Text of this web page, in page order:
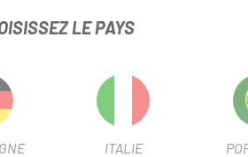
techniques Shimano sous le
entièrement compatibles entre eux
LE PAYS
ITALIE